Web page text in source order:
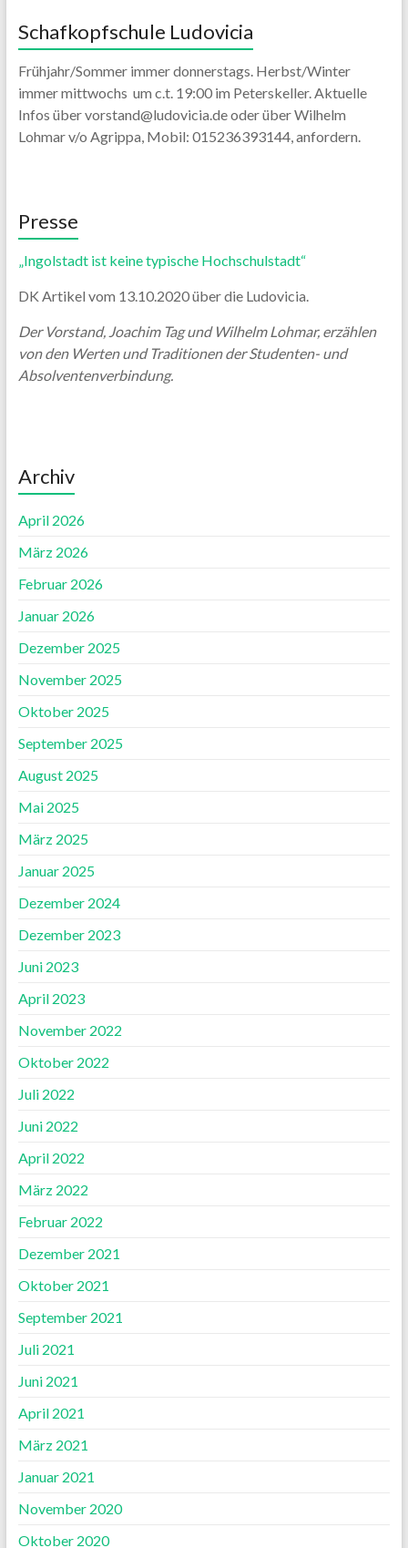
Schafkopfschule Ludovicia
Frühjahr/Sommer immer donnerstags. Herbst/Winter
immer mittwochs um c.t. 19:00 im Peterskeller. Aktuelle
Infos über vorstand@ludovicia.de oder über Wilhelm
Lohmar v/o Agrippa, Mobil: 015236393144, anfordern.
Presse
„Ingolstadt ist keine typische Hochschulstadt“
DK Artikel vom 13.10.2020 über die Ludovicia.
Der Vorstand, Joachim Tag und Wilhelm Lohmar, erzählen
von den Werten und Traditionen der Studenten- und
Absolventenverbindung.
Archiv
April 2026
März 2026
Februar 2026
Januar 2026
Dezember 2025
November 2025
Oktober 2025
September 2025
August 2025
Mai 2025
März 2025
Januar 2025
Dezember 2024
Dezember 2023
Juni 2023
April 2023
November 2022
Oktober 2022
Juli 2022
Juni 2022
April 2022
März 2022
Februar 2022
Dezember 2021
Oktober 2021
September 2021
Juli 2021
Juni 2021
April 2021
März 2021
Januar 2021
November 2020
Oktober 2020